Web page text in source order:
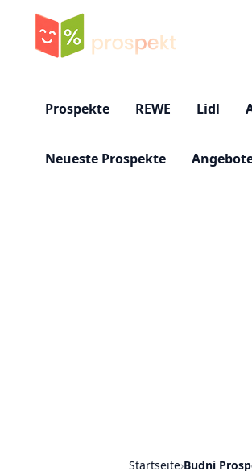
Prospekte REWE Lidl
Neueste Prospekte
Startseite›Budni